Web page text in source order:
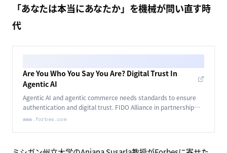
「あなたは本当にあなたか」を機械が問い直す時
代
Are You Who You Say You Are? Digital Trust In
Agentic AI
Agentic AI and agentic commerce needs standards to ensure
authentication and digital trust. FIDO Alliance in partnership
with Google and Mastercard wants to change that.
www.forbes.com